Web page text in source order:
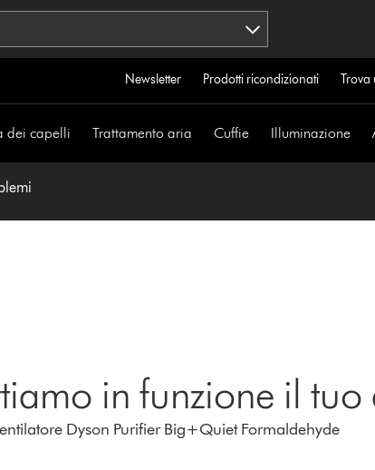
Newsletter Prodotti ricondizionati Trova
dei capelli Trattamento aria Cuffie Illuminazione
in funzione il
Dyson Purifier Big+Quiet Formaldehyde